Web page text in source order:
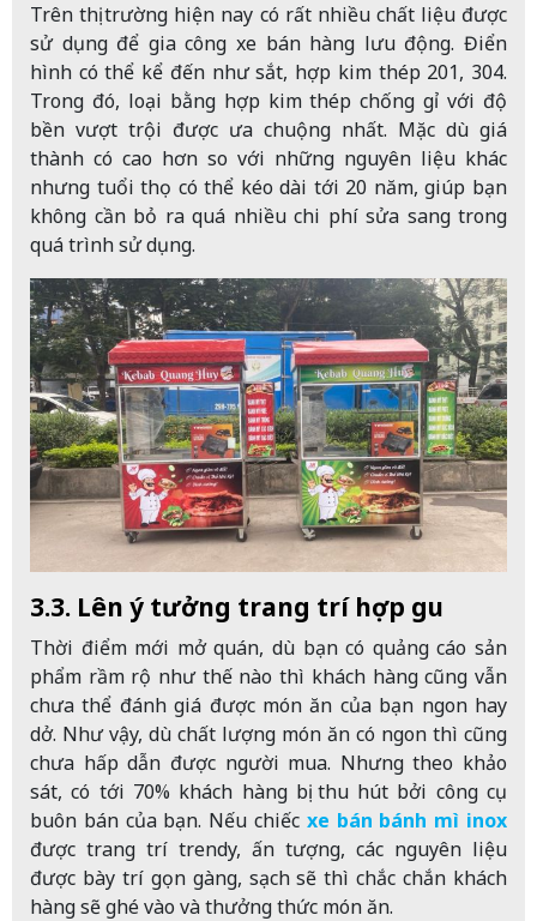
Trên thị trường hiện nay có rất nhiều chất liệu được
sử dụng để gia công xe bán hàng lưu động. Điển
hình có thể kể đến như sắt, hợp kim thép 201, 304.
Trong đó, loại bằng hợp kim thép chống gỉ với độ
bền vượt trội được ưa chuộng nhất. Mặc dù giá
thành có cao hơn so với những nguyên liệu khác
nhưng tuổi thọ có thể kéo dài tới 20 năm, giúp bạn
không cần bỏ ra quá nhiều chi phí sửa sang trong
quá trình sử dụng.
3.3. Lên ý tưởng trang trí hợp gu
Thời điểm mới mở quán, dù bạn có quảng cáo sản
phẩm rầm rộ như thế nào thì khách hàng cũng vẫn
chưa thể đánh giá được món ăn của bạn ngon hay
dở. Như vậy, dù chất lượng món ăn có ngon thì cũng
chưa hấp dẫn được người mua. Nhưng theo khảo
sát, có tới 70% khách hàng bị thu hút bởi công cụ
buôn bán của bạn. Nếu chiếc xe bán bánh mì inox
được trang trí trendy, ấn tượng, các nguyên liệu
được bày trí gọn gàng, sạch sẽ thì chắc chắn khách
hàng sẽ ghé vào và thưởng thức món ăn.